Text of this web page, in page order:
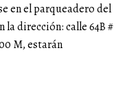
en el parqueadero del
la dirección: calle 64B #
M, estarán